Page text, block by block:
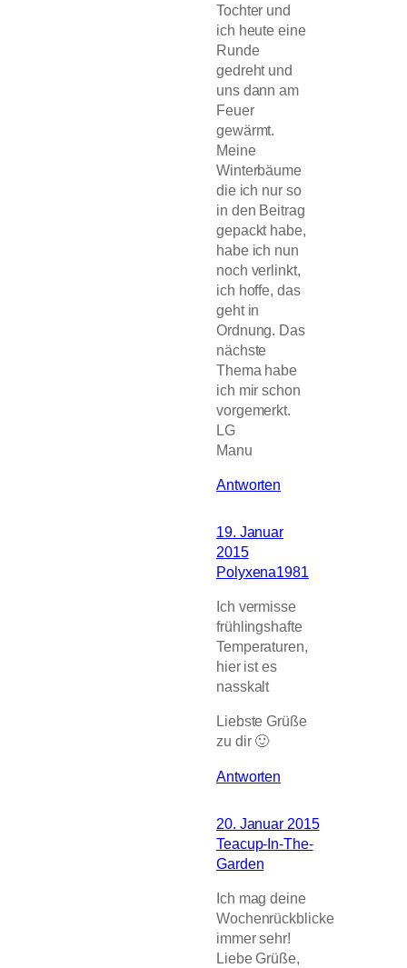
Tochter und
ich heute eine
Runde
gedreht und
uns dann am
Feuer
gewärmt.
Meine
Winterbäume
die ich nur so
in den Beitrag
gepackt habe,
habe ich nun
noch verlinkt,
ich hoffe, das
geht in
Ordnung. Das
nächste
Thema habe
ich mir schon
vorgemerkt.
LG
Manu
Antworten
19. Januar
2015
Polyxena1981
Ich vermisse
frühlingshafte
Temperaturen,
hier ist es
nasskalt
Liebste Grüße
zu dir 🙂
Antworten
20. Januar 2015
Teacup-In-The-
Garden
Ich mag deine
Wochenrückblicke
immer sehr!
Liebe Grüße,